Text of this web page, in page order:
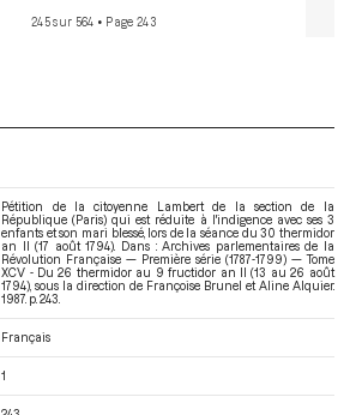
245 sur 564 • Page 243
Pétition de la citoyenne Lambert de la section de la
République (Paris) qui est réduite à l'indigence avec ses 3
enfants et son mari blessé, lors de la séance du 30 thermidor
an II (17 août 1794). Dans : Archives parlementaires de la
Révolution Française — Première série (1787-1799) — Tome
XCV - Du 26 thermidor au 9 fructidor an II (13 au 26 août
1794) , sous la direction de Françoise Brunel et Aline Alquier.
1987. p. 243.
Français
1